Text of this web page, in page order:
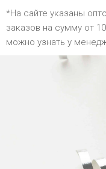
*На сайте указаны
заказов на сумму от
можно узнать у